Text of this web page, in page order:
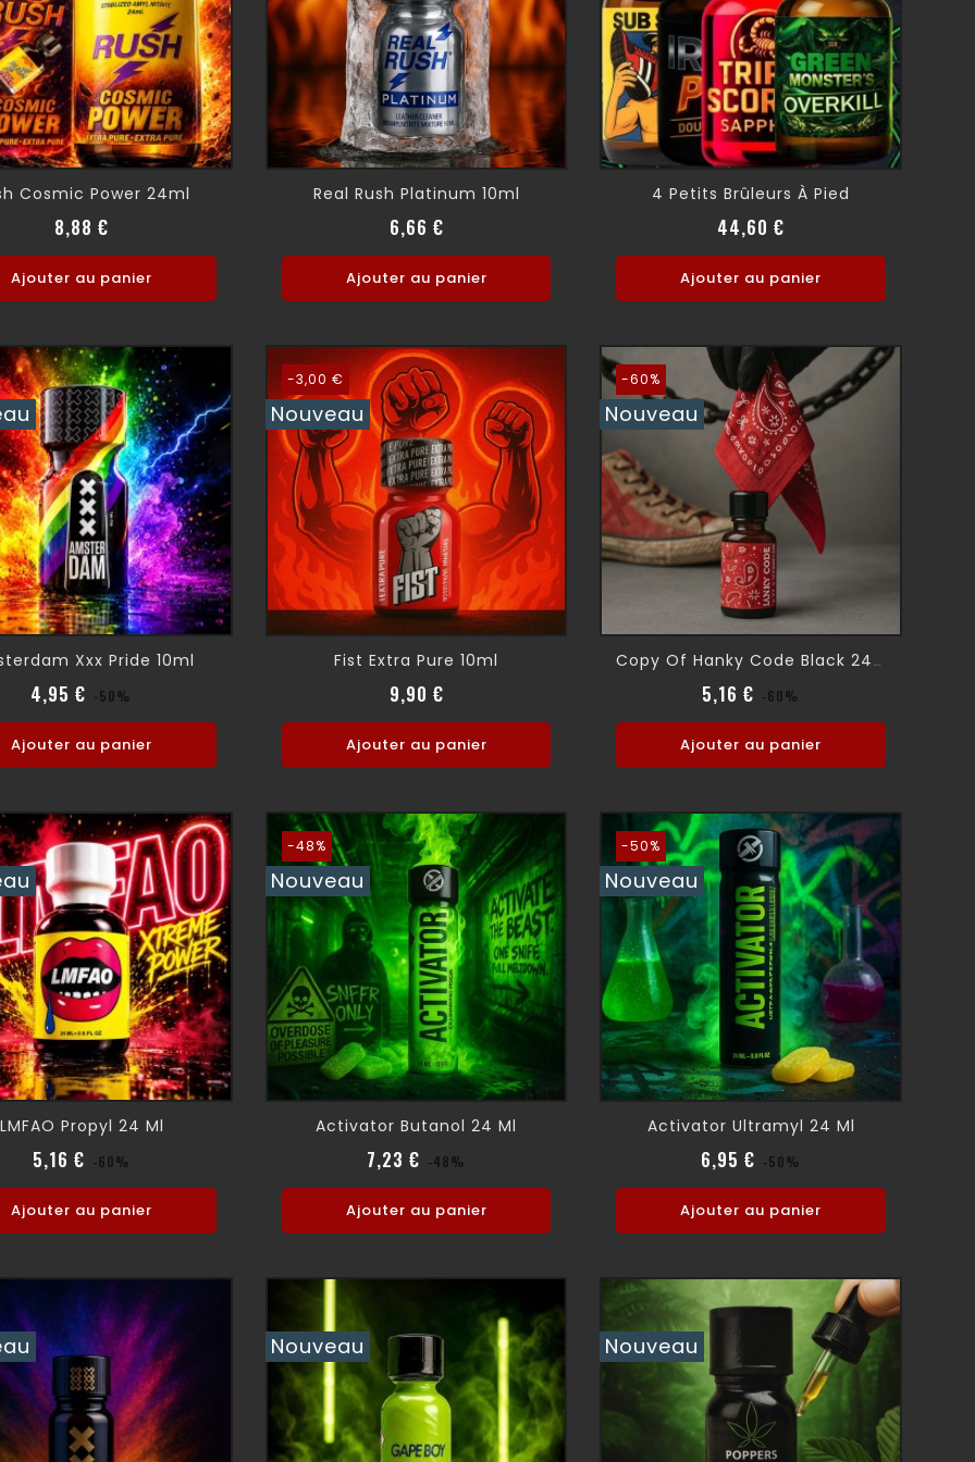
Cosmic Power 24ml
8,88 €
Ajouter au panier
Real Rush Platinum 10ml
6,66 €Prix normal
Prix
Ajouter au panier
4 Petits Brûleurs À Pied
44,60 €
Ajouter au panier
Xxx Pride 10ml
4,95 € Prix normal
-50%
Ajouter au panier
-3,00 €
Nouveau
Fist Extra Pure 10ml
9,90 €Prix normal
Prix
Ajouter au panier
-60%
Nouveau
Copy Of Hanky Code Black 24 Ml
5,16 € Prix normal
-60%
Ajouter au panier
LMFAO Propyl 24 Ml
5,16 € Prix normal
-60%
Ajouter au panier
-48%
Nouveau
Activator Butanol 24 Ml
7,23 € Prix normal
-48%
Ajouter au panier
-50%
Nouveau
Activator Ultramyl 24 Ml
6,95 € Prix normal
-50%
Ajouter au panier
Nouveau Nouveau